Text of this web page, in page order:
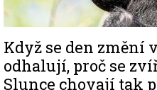
Když se den změní
odhalují, proč se
Slunce chovají tak